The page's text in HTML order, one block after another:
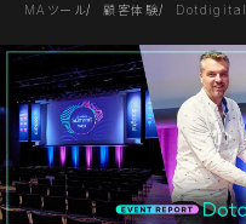
MAツール 顧客体験 Dotdigital